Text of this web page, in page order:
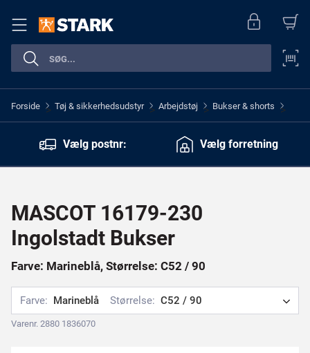
Forside > Tøj & sikkerhedsudstyr > Arbejdstøj > Bukser & shorts >
Vælg postnr: Vælg forretning
MASCOT 16179-230
Ingolstadt Bukser
Farve: Marineblå, Størrelse: C52 / 90
Farve: Marineblå Størrelse: C52 / 90
Varenr. 2880 1836070